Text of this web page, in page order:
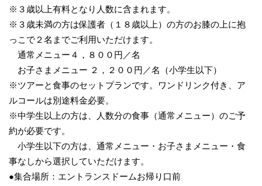
※３歳以上有料となり人数に含まれます。
※３歳未満の方は保護者（１８歳以上）の方のお膝の上に抱
っこで２名までご利用いただけます。
通常メニュー４，８００円／名
お子さまメニュー ２，２００円／名（小学生以下）
※ツアーと食事のセットプランです。ワンドリンク付き、ア
ルコールは別途料金必要。
※中学生以上の方は、人数分の食事（通常メニュー）のご予
約が必要です。
小学生以下の方は、通常メニュー・お子さまメニュー・食
事なしから選択していただけます。
●集合場所：エントランスドームお帰り口前